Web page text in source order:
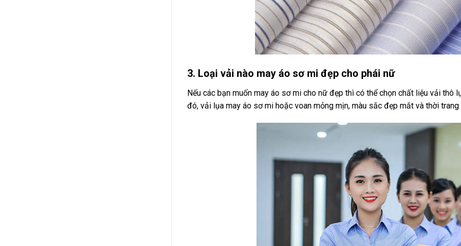
3. Loại vải nào may áo sơ mi đẹp cho phái nữ
Nếu các bạn muốn may áo sơ mi cho nữ đẹp thì có thể chọn chất liệu vải thô
đó, vải lụa may áo sơ mi hoặc voan mỏng mịn, màu sắc đẹp mắt và thời